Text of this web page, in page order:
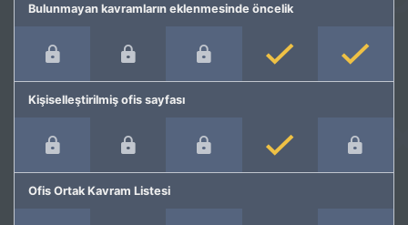
Bulunmayan kavramların eklenmesinde öncelik
Kişiselleştirilmiş ofis sayfası
Ofis Ortak Kavram Listesi